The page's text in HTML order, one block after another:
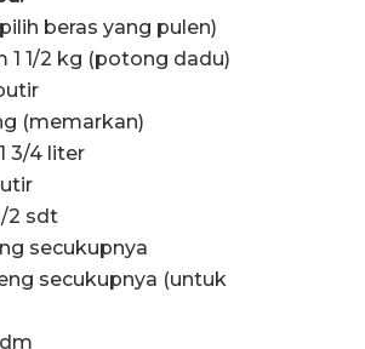
beras yang pulen)
1 1/2 kg (potong dadu)
(memarkan)
3/4 liter
2 sdt
secukupnya
secukupnya (untuk